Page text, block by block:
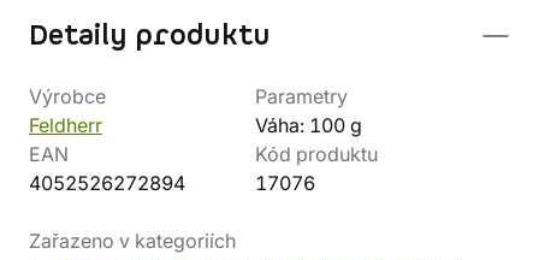
Detaily produktu
Výrobce
Feldherr
Parametry
Váha: 100 g
EAN
4052526272894
Kód produktu
17076
Zařazeno v kategoriích